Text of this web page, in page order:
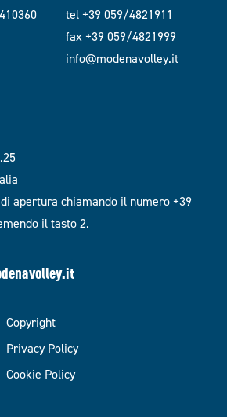
tel +39 059/4821911
fax +39 059/4821999
info@modenavolley.it
apertura chiamando il numero +39
il tasto 2.
Copyright
Privacy Policy
Cookie Policy